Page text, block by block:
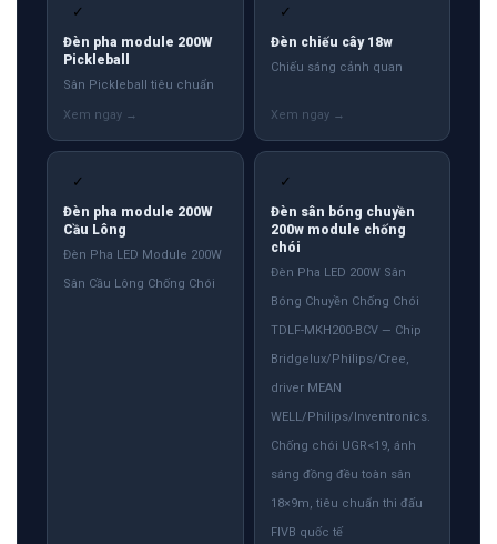
✓
Đèn pha module 200W
Pickleball
Sân Pickleball tiêu chuẩn
✓
Đèn chiếu cây 18w
Chiếu sáng cảnh quan
✓
Đèn pha module 200W
Cầu Lông
Đèn Pha LED Module 200W
Sân Cầu Lông Chống Chói
✓
Đèn sân bóng chuyền
200w module chống
chói
Đèn Pha LED 200W Sân
Bóng Chuyền Chống Chói
TDLF-MKH200-BCV — Chip
Bridgelux/Philips/Cree,
driver MEAN
WELL/Philips/Inventronics.
Chống chói UGR<19, ánh
sáng đồng đều toàn sân
18×9m, tiêu chuẩn thi đấu
FIVB quốc tế